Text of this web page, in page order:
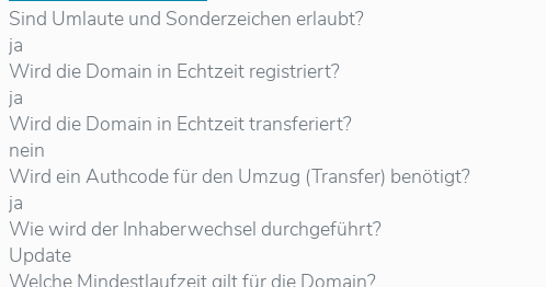
Sind Umlaute und Sonderzeichen erlaubt?
ja
Wird die Domain in Echtzeit registriert?
ja
Wird die Domain in Echtzeit transferiert?
nein
Wird ein Authcode für den Umzug (Transfer) benötigt?
ja
Wie wird der Inhaberwechsel durchgeführt?
Update
Welche Mindestlaufzeit gilt für die Domain?